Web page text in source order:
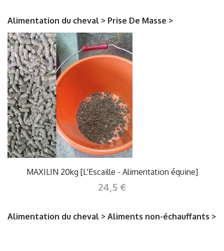
Alimentation du cheval > Prise De Masse >
MAXILIN 20kg [L'Escaille - Alimentation équine]
24,5 €
Alimentation du cheval > Aliments non-échauffants >